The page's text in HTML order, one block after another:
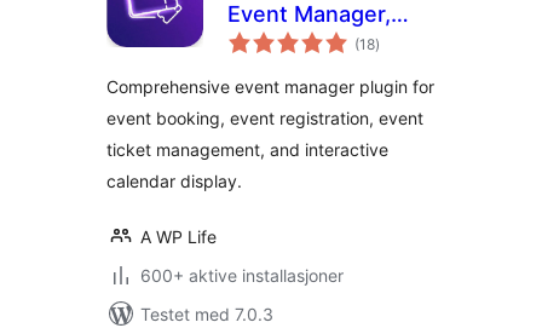
Event Manager,
Event Booking,
Registration
(18totale
vurderinger
)
Comprehensive event manager plugin for
event booking, event registration, event
ticket management, and interactive
calendar display.
A WP Life
600+ aktive installasjoner
Testet med 7.0.3